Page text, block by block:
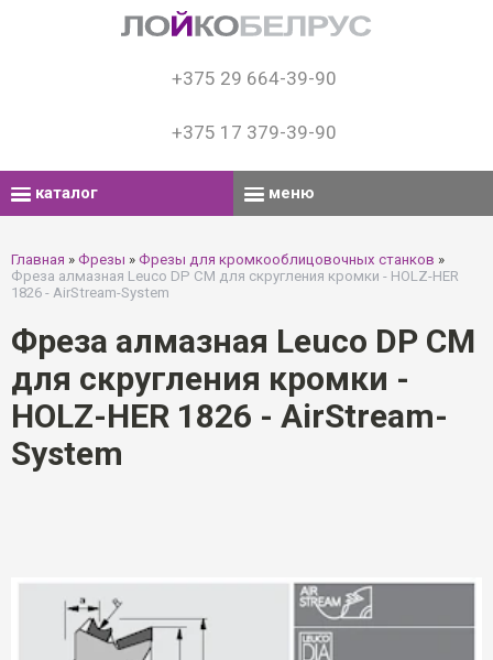
+375 29 664-39-90
+375 17 379-39-90
каталог меню
Главная » Фрезы » Фрезы для кромкооблицовочных станков »
Фреза алмазная Leuco DP СМ для скругления кромки - HOLZ-HER
1826 - AirStream-System
Фреза алмазная Leuco DP СМ
для скругления кромки -
HOLZ-HER 1826 - AirStream-
System